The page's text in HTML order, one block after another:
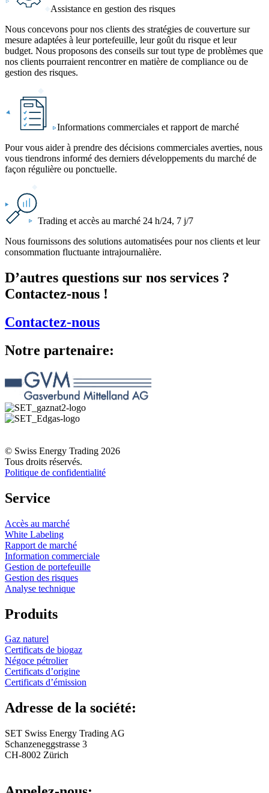
Assistance en gestion des risques
Nous concevons pour nos clients des stratégies de couverture sur
mesure adaptées à leur portefeuille, leur goût du risque et leur
budget. Nous proposons des conseils sur tout type de problèmes que
nos clients pourraient rencontrer en matière de compliance ou de
gestion des risques.
Informations commerciales et rapport de marché
Pour vous aider à prendre des décisions commerciales averties, nous
vous tiendrons informé des derniers développements du marché de
façon régulière ou ponctuelle.
Trading et accès au marché 24 h/24, 7 j/7
Nous fournissons des solutions automatisées pour nos clients et leur
consommation fluctuante intrajournalière.
D’autres questions sur nos services ?
Contactez-nous !
Contactez-nous
Notre partenaire:
© Swiss Energy Trading 2026
Tous droits réservés.
Politique de confidentialité
Service
Accès au marché
White Labeling
Rapport de marché
Information commerciale
Gestion de portefeuille
Gestion des risques
Analyse technique
Produits
Gaz naturel
Certificats de biogaz
Négoce pétrolier
Certificats d’origine
Certificats d’émission
Adresse de la société:
SET Swiss Energy Trading AG
Schanzeneggstrasse 3
CH-8002 Zürich